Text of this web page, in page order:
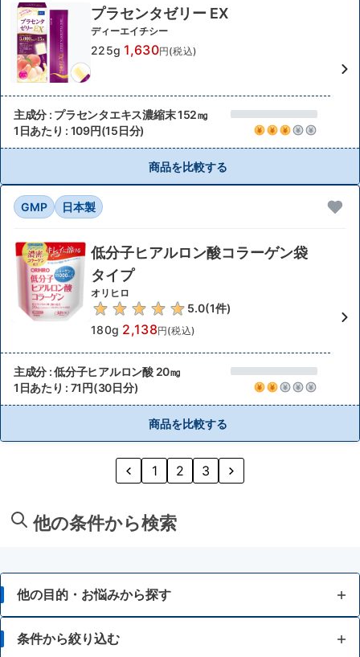
プラセンタゼリー EX
ディーエイチシー
225g 1,630円(税込)
主成分 : プラセンタエキス濃縮末 152㎎
1日あたり : 109円(15日分)
商品を比較する
GMP 日本製
低分子ヒアルロン酸コラーゲン袋
タイプ
オリヒロ
5.0(1件)
180g 2,138円(税込)
主成分 : 低分子ヒアルロン酸 20㎎
1日あたり : 71円(30日分)
商品を比較する
1 2 3
他の条件から検索
他の目的・お悩みから探す
脂肪が気になる
条件から絞り込む